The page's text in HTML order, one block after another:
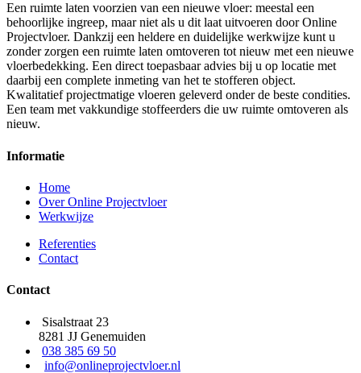
Een ruimte laten voorzien van een nieuwe vloer: meestal een
behoorlijke ingreep, maar niet als u dit laat uitvoeren door Online
Projectvloer. Dankzij een heldere en duidelijke werkwijze kunt u
zonder zorgen een ruimte laten omtoveren tot nieuw met een nieuwe
vloerbedekking. Een direct toepasbaar advies bij u op locatie met
daarbij een complete inmeting van het te stofferen object.
Kwalitatief projectmatige vloeren geleverd onder de beste condities.
Een team met vakkundige stoffeerders die uw ruimte omtoveren als
nieuw.
Informatie
Home
Over Online Projectvloer
Werkwijze
Referenties
Contact
Contact
Sisalstraat 23
8281 JJ Genemuiden
038 385 69 50
info@onlineprojectvloer.nl